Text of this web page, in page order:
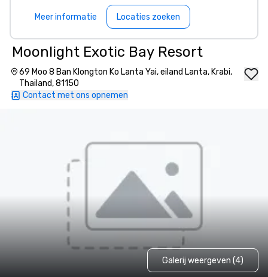
Meer informatie Locaties zoeken
Moonlight Exotic Bay Resort
69 Moo 8 Ban Klongton Ko Lanta Yai, eiland Lanta, Krabi,
Thailand, 81150
Contact met ons opnemen
Galerij weergeven (4)